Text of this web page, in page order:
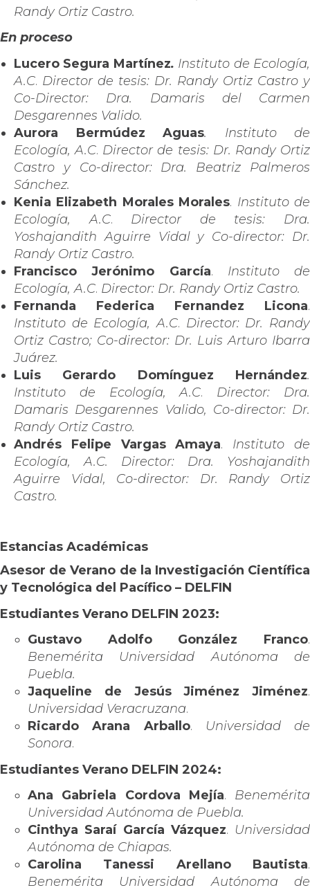
Randy Ortiz Castro.
En proceso
Lucero Segura Martínez. Instituto de Ecología,
A.C. Director de tesis: Dr. Randy Ortiz Castro y
Co-Director: Dra. Damaris del Carmen
Desgarennes Valido.
Aurora Bermúdez Aguas. Instituto de
Ecología, A.C. Director de tesis: Dr. Randy Ortiz
Castro y Co-director: Dra. Beatriz Palmeros
Sánchez.
Kenia Elizabeth Morales Morales. Instituto de
Ecología, A.C. Director de tesis: Dra.
Yoshajandith Aguirre Vidal y Co-director: Dr.
Randy Ortiz Castro.
Francisco Jerónimo García. Instituto de
Ecología, A.C. Director: Dr. Randy Ortiz Castro.
Fernanda Federica Fernandez Licona.
Instituto de Ecología, A.C. Director: Dr. Randy
Ortiz Castro; Co-director: Dr. Luis Arturo Ibarra
Juárez.
Luis Gerardo Domínguez Hernández.
Instituto de Ecología, A.C. Director: Dra.
Damaris Desgarennes Valido, Co-director: Dr.
Randy Ortiz Castro.
Andrés Felipe Vargas Amaya. Instituto de
Ecología, A.C.
Director: Dra. Yoshajandith
Aguirre Vidal, Co-director: Dr. Randy Ortiz
Castro.
Estancias Académicas
Asesor de Verano de la Investigación Científica
y Tecnológica del Pacífico – DELFIN
Estudiantes Verano DELFIN 2023:
Gustavo Adolfo González Franco.
Benemérita Universidad Autónoma de
Puebla.
Jaqueline de Jesús Jiménez Jiménez.
Universidad Veracruzana.
Ricardo Arana Arballo.
Universidad de
Sonora.
Estudiantes Verano DELFIN 2024:
Ana Gabriela Cordova Mejía. Benemérita
Universidad Autónoma de Puebla.
Cinthya Saraí García Vázquez. Universidad
Autónoma de Chiapas.
Carolina Tanessi Arellano Bautista.
Benemérita Universidad Autónoma de